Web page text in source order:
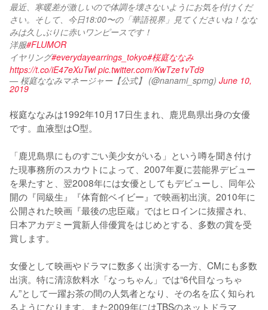
最近、寒暖差が激しいので体調を壊さないようにお気を付けくだ
さい。そして、今日18:00〜の「華語視界」見てくださいね！なな
みは久しぶりに赤いワンピースです！
洋服#FLUMOR
イヤリング#everydayearrings_tokyo#桜庭ななみ
https://t.co/iE47eXuTwl pic.twitter.com/KwTze1vTd9
— 桜庭ななみマネージャー【公式】 (@nanami_spmg) June 10,
2019
桜庭ななみは1992年10月17日生まれ、鹿児島県出身の女優
です。血液型はO型。
「鹿児島県にものすごい美少女がいる」という噂を聞き付け
た現事務所のスカウトによって、2007年夏に芸能界デビュー
を果たすと、翌2008年には女優としてもデビューし、同年公
開の『同級生』『体育館ベイビー』で映画初出演。2010年に
公開された映画『最後の忠臣蔵』ではヒロインに抜擢され、
日本アカデミー賞新人俳優賞をはじめとする、多数の賞を受
賞します。
女優として映画やドラマに数多く出演する一方、CMにも多数
出演。特に清涼飲料水「なっちゃん」では“6代目なっちゃ
ん”として一躍お茶の間の人気者となり、その名を広く知られ
るようになります。また2009年にはTBSのネットドラマ